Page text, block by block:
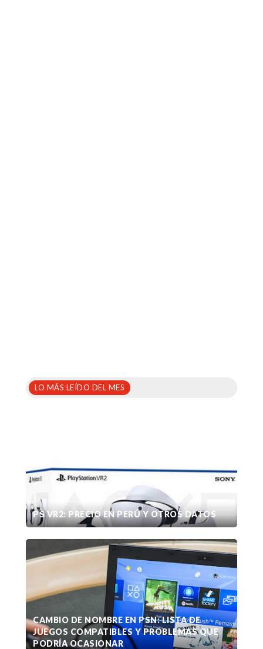
LO MÁS LEÍDO DEL MES
PS VR2: PRECIO EN PERÚ Y OTROS DATOS
CAMBIO DE NOMBRE EN PSN: LISTA DE
JUEGOS COMPATIBLES Y PROBLEMAS QUE
PODRÍA OCASIONAR